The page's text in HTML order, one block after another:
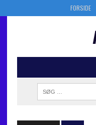
FORSIDE